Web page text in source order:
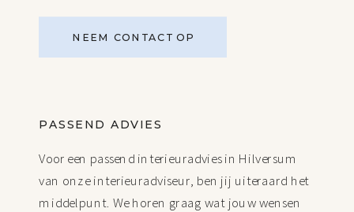
Voor een passend interieuradvies in Hilversum
van onze interieuradviseur, ben jij uiteraard het
middelpunt. We horen graag wat jouw wensen
PASSEND ADVIES
NEEM CONTACT OP